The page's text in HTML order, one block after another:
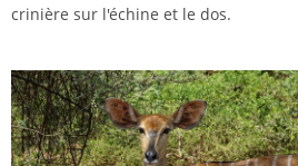
crinière sur l'échine et le dos.